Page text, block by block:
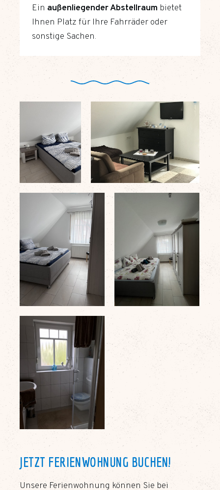
Ein außenliegender Abstellraum bietet
Ihnen Platz für Ihre Fahrräder oder
sonstige Sachen.
JETZT FERIENWOHNUNG BUCHEN!
Unsere Ferienwohnung können Sie bei